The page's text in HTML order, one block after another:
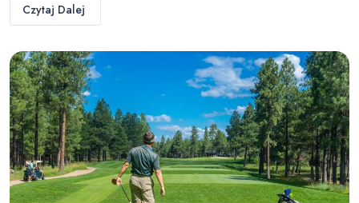
Czytaj Dalej